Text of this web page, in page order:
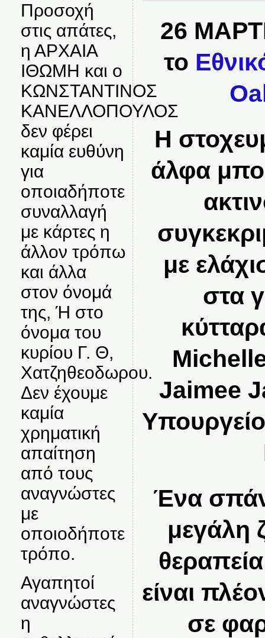
Προσοχή
στις απάτες,
η ΑΡΧΑΙΑ
ΙΘΩΜΗ και ο
ΚΩΝΣΤΑΝΤΙΝΟΣ
ΚΑΝΕΛΛΟΠΟΥΛΟΣ
δεν φέρει
καμία ευθύνη
για
οποιαδήποτε
συναλλαγή
με κάρτες η
άλλον τρόπω
και άλλα
στον όνομά
της, Ή στο
όνομα του
κυρίου Γ. Θ,
Χατζηθεοδωρου.
Δεν έχουμε
καμία
χρηματική
απαίτηση
από τους
αναγνώστες
με
οποιοδήποτε
τρόπο.
Αγαπητοί
αναγνώστες
η
26
το
Η
άλφα
με
στα
Jaimee
Ένα
μεγάλη
είναι
σε